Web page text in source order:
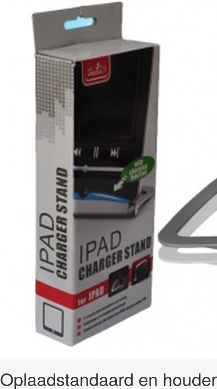
Oplaadstandaard en houder